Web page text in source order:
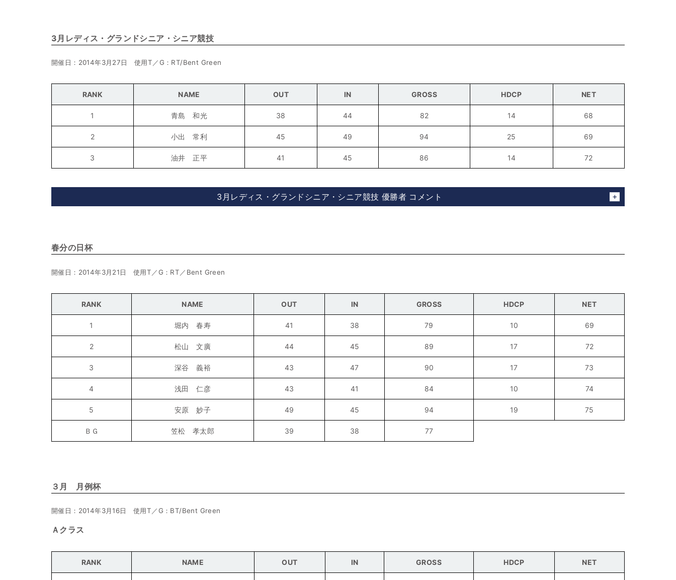
3月レディス・グランドシニア・シニア競技
開催日：2014年3月27日 使用T／G：RT/Bent Green
RANK NAME OUT IN GROSS HDCP NET
1 青島 和光 38 44 82 14 68
2 小出 常利 45 49 94 25 69
3 油井 正平 41 45 86 14 72
3月レディス・グランドシニア・シニア競技 優勝者 コメント
春分の日杯
開催日：2014年3月21日 使用T／G：RT／Bent Green
RANK NAME OUT IN GROSS HDCP NET
1 堀内 春寿 41 38 79 10 69
2 松山 文廣 44 45 89 17 72
3 深谷 義裕 43 47 90 17 73
4 浅田 仁彦 43 41 84 10 74
5 安原 妙子 49 45 94 19 75
ＢＧ 笠松 孝太郎 39 38 77
３月 月例杯
開催日：2014年3月16日 使用T／G：BT/Bent Green
Ａクラス
RANK NAME OUT IN GROSS HDCP NET